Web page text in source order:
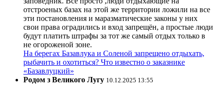
отстроеных базах на этой же территории ложили на все
эти постановления и маразматические законы у них
свои права оградились и вход запрещён, а простые люди
будут платить штрафы за тот же самый отдых только в
не огороженой зоне.
На берегах Базавлука и Соленой запрещено отдыхать,
рыбачить и охотиться? Что известно о заказнике
«Базавлуцкий»
Родом з Великого Лугу 10.12.2025 13:55